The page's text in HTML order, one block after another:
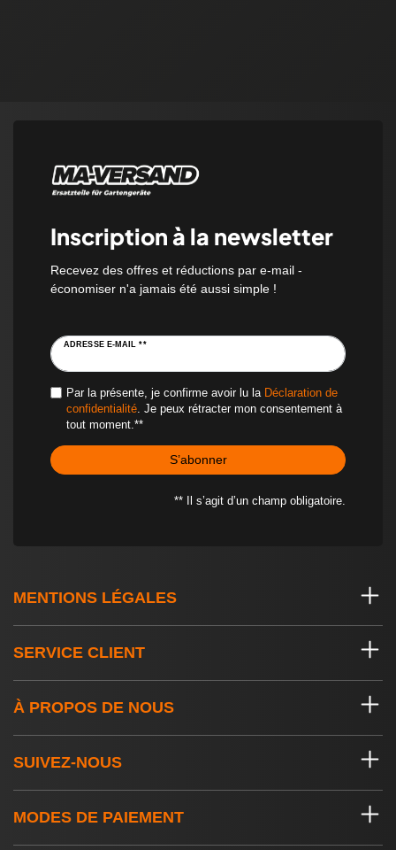
Inscription à la newsletter
Recevez des offres et réductions par e-mail -
économiser n'a jamais été aussi simple !
ADRESSE E-MAIL **
Par la présente, je confirme avoir lu la Déclaration de
confidentialité. Je peux rétracter mon consentement à
tout moment.**
S’abonner
** Il s’agit d’un champ obligatoire.
MENTIONS LÉGALES
SERVICE CLIENT
À PROPOS DE NOUS
SUIVEZ-NOUS
MODES DE PAIEMENT